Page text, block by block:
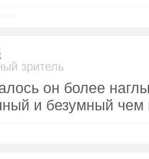
зритель
он более
и безумный чем